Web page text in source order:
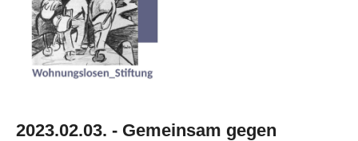
2023.02.03. - Gemeinsam gegen